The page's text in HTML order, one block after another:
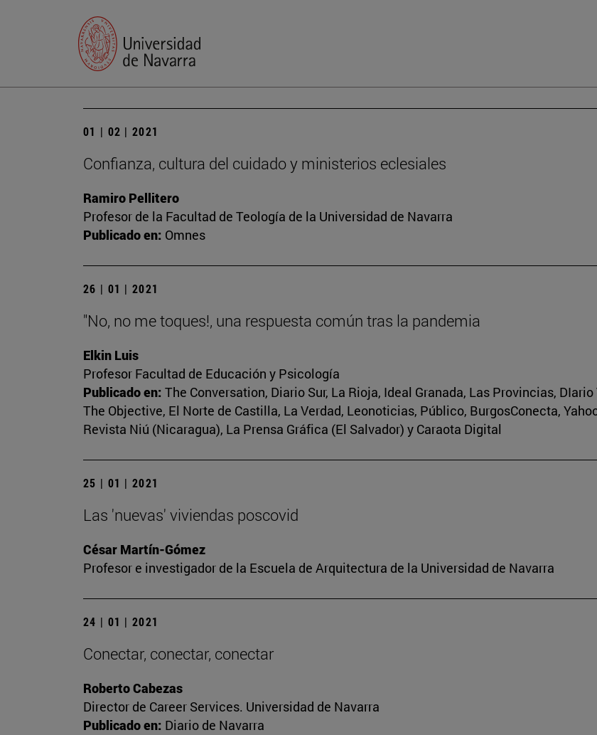
01 | 02 | 2021
Confianza, cultura del cuidado y ministerios eclesiales
Ramiro Pellitero
Profesor de la Facultad de Teología de la Universidad de Navarra
Publicado en: Omnes
26 | 01 | 2021
"No, no me toques!, una respuesta común tras la pandemia
Elkin Luis
Profesor Facultad de Educación y Psicología
Publicado en: The Conversation, Diario Sur, La Rioja, Ideal Granada, Las Provincias,
The Objective, El Norte de Castilla, La Verdad, Leonoticias, Público, BurgosConecta,
Revista Niú (Nicaragua), La Prensa Gráfica (El Salvador) y Caraota Digital
25 | 01 | 2021
Las 'nuevas' viviendas poscovid
César Martín-Gómez
Profesor e investigador de la Escuela de Arquitectura de la Universidad de Navarra
24 | 01 | 2021
Conectar, conectar, conectar
Roberto Cabezas
Director de Career Services. Universidad de Navarra
Publicado en: Diario de Navarra